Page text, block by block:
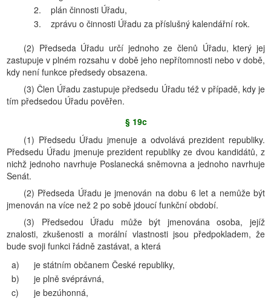
2.
plán činnosti Úřadu,
3.
zprávu o činnosti Úřadu za příslušný kalendářní rok.
(2) Předseda Úřadu určí jednoho ze členů Úřadu, který jej
zastupuje v plném rozsahu v době jeho nepřítomnosti nebo v době,
kdy není funkce předsedy obsazena.
(3) Člen Úřadu zastupuje předsedu Úřadu též v případě, kdy je
tím předsedou Úřadu pověřen.
§ 19c
(1) Předsedu Úřadu jmenuje a odvolává prezident republiky.
Předsedu Úřadu jmenuje prezident republiky ze dvou kandidátů, z
nichž jednoho navrhuje Poslanecká sněmovna a jednoho navrhuje
Senát.
(2) Předseda Úřadu je jmenován na dobu 6 let a nemůže být
jmenován na více než 2 po sobě jdoucí funkční období.
(3) Předsedou Úřadu může být jmenována osoba, jejíž
znalosti, zkušenosti a morální vlastnosti jsou předpokladem, že
bude svoji funkci řádně zastávat, a která
a)
je státním občanem České republiky,
b)
je plně svéprávná,
c)
je bezúhonná,